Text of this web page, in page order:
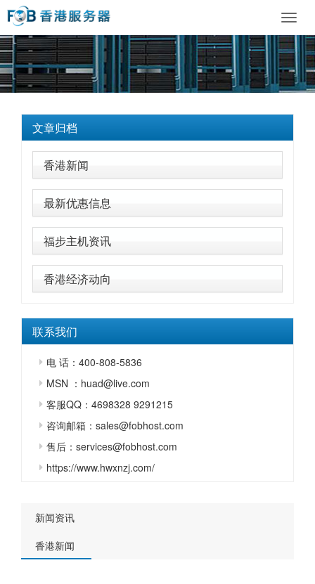
文章归档
香港新闻
最新优惠信息
福步主机资讯
香港经济动向
联系我们
电 话：400-808-5836
MSN ：huad@live.com
客服QQ：4698328 9291215
咨询邮箱：sales@fobhost.com
售后：services@fobhost.com
https://www.hwxnzj.com/
新闻资讯
香港新闻